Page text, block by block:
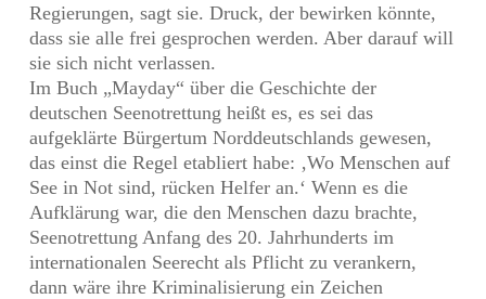
Regierungen, sagt sie. Druck, der bewirken könnte,
dass sie alle frei gesprochen werden. Aber darauf will
sie sich nicht verlassen.
Im Buch „Mayday“ über die Geschichte der
deutschen Seenotrettung heißt es, es sei das
aufgeklärte Bürgertum Norddeutschlands gewesen,
das einst die Regel etabliert habe: ‚Wo Menschen auf
See in Not sind, rücken Helfer an.‘ Wenn es die
Aufklärung war, die den Menschen dazu brachte,
Seenotrettung Anfang des 20. Jahrhunderts im
internationalen Seerecht als Pflicht zu verankern,
dann wäre ihre Kriminalisierung ein Zeichen